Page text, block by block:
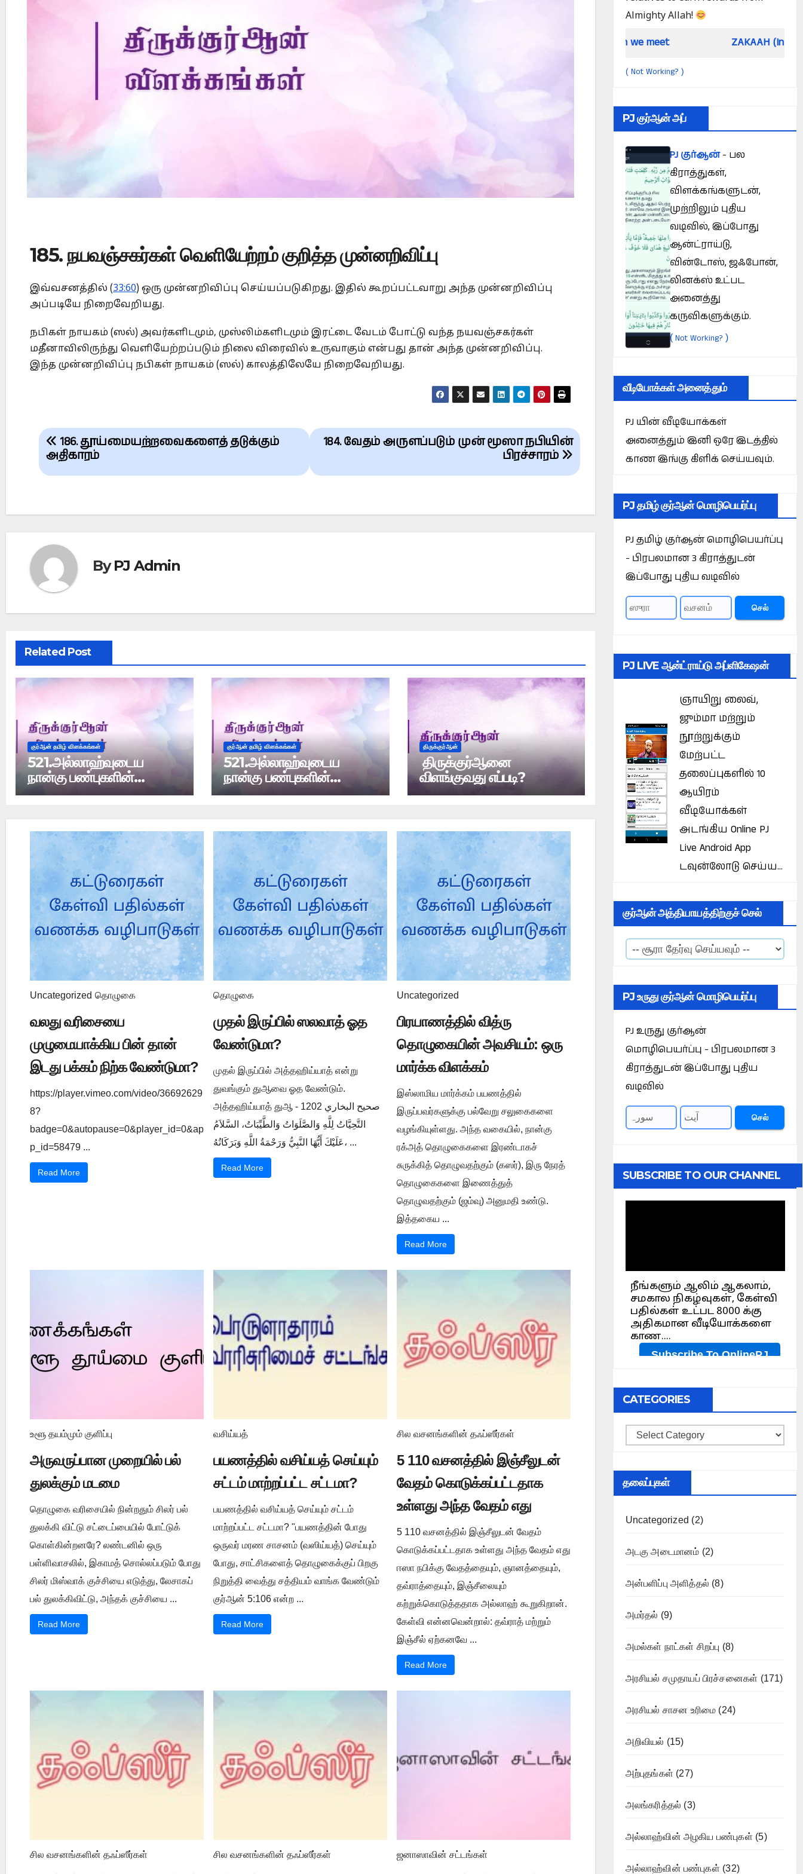
185. நயவஞ்சகர்கள் வெளியேற்றம் குறித்த முன்னறிவிப்பு
இவ்வசனத்தில் (33:60) ஒரு முன்னறிவிப்பு செய்யப்படுகிறது. இதில் கூறப்பட்டவாறு அந்த முன்னறிவிப்பு
அப்படியே நிறைவேறியது.
நபிகள் நாயகம் (ஸல்) அவர்களிடமும், முஸ்லிம்களிடமும் இரட்டை வேடம் போட்டு வந்த நயவஞ்சகர்கள்
மதீனாவிலிருந்து வெளியேற்றப்படும் நிலை விரைவில் உருவாகும் என்பது தான் அந்த முன்னறிவிப்பு.
இந்த முன்னறிவிப்பு நபிகள் நாயகம் (ஸல்) காலத்திலேயே நிறைவேறியது.
Post
navigation
184. வேதம் அருளப்படும் முன் மூஸா நபியின்
பிரச்சாரம்
186. தூய்மையற்றவைகளைத் தடுக்கும்
அதிகாரம்
ByPJ Admin
Related Post
குர்ஆன் தமிழ் விளக்கங்கள்
521.அல்லாஹ்வுடைய
நான்கு பண்புகளின்
விளக்கம்
குர்ஆன் தமிழ் விளக்கங்கள்
521.அல்லாஹ்வுடைய
நான்கு பண்புகளின்
விளக்கம்
திருக்குர்ஆன்
திருக்குர்ஆனை
விளங்குவது எப்படி?
Uncategorized தொழுகை
வலது வரிசையை
முழுமையாக்கிய பின் தான்
இடது பக்கம் நிற்க வேண்டுமா?
https://player.vimeo.com/video/36692629
8?
badge=0&autopause=0&player_id=0&ap
p_id=58479 ...
Read More
தொழுகை
முதல் இருப்பில் ஸலவாத் ஓத
வேண்டுமா?
முதல் இருப்பில் அத்தஹிய்யாத் என்று
துவங்கும் துஆவை ஓத வேண்டும்.
அத்தஹிய்யாத் துஆ صحيح البخاري 1202 -
التَّحِيَّاتُ لِلَّهِ وَالصَّلَوَاتُ وَالطَّيِّبَاتُ، السَّلاَمُ
عَلَيْكَ أَيُّهَا النَّبِيُّ وَرَحْمَةُ اللَّهِ وَبَرَكَاتُهُ، ...
Read More
Uncategorized
பிரயாணத்தில் வித்ரு
தொழுகையின் அவசியம்: ஒரு
மார்க்க விளக்கம்
இஸ்லாமிய மார்க்கம் பயணத்தில்
இருப்பவர்களுக்கு பல்வேறு சலுகைகளை
வழங்கியுள்ளது. அந்த வகையில், நான்கு
ரக்அத் தொழுகைகளை இரண்டாகச்
சுருக்கித் தொழுவதற்கும் (கஸர்), இரு நேரத்
தொழுகைகளை இணைத்துத்
தொழுவதற்கும் (ஜம்வு) அனுமதி உண்டு.
இத்தகைய ...
Read More
உளூ தயம்மும் குளிப்பு
அருவருப்பான முறையில் பல்
துலக்கும் மடமை
தொழுகை வரிசையில் நின்றதும் சிலர் பல்
துலக்கி விட்டு சட்டைப்பையில் போட்டுக்
கொள்கின்றனரே? லண்டனில் ஒரு
பள்ளிவாசலில், இகாமத் சொல்லப்படும் போது
சிலர் மிஸ்வாக் குச்சியை எடுத்து, லேசாகப்
பல் துலக்கிவிட்டு, அந்தக் குச்சியை ...
Read More
வசிய்யத்
பயணத்தில் வசிய்யத் செய்யும்
சட்டம் மாற்றப்பட்ட சட்டமா?
பயணத்தில் வசிய்யத் செய்யும் சட்டம்
மாற்றப்பட்ட சட்டமா? "பயணத்தின் போது
ஒருவர் மரண சாசனம் (வஸிய்யத்) செய்யும்
போது, சாட்சிகளைத் தொழுகைக்குப் பிறகு
நிறுத்தி வைத்து சத்தியம் வாங்க வேண்டும்
குர்ஆன் 5:106 என்ற ...
Read More
சில வசனங்களின் தஃப்ஸீர்கள்
5 110 வசனத்தில் இஞ்சீலுடன்
வேதம் கொடுக்கப்பட்டதாக
உள்ளது அந்த வேதம் எது
5 110 வசனத்தில் இஞ்சீலுடன் வேதம்
கொடுக்கப்பட்டதாக உள்ளது அந்த வேதம் எது
ஈஸா நபிக்கு வேதத்தையும், ஞானத்தையும்,
தவ்ராத்தையும், இஞ்சீலையும்
கற்றுக்கொடுத்ததாக அல்லாஹ் கூறுகிறான்.
கேள்வி என்னவென்றால்: தவ்ராத் மற்றும்
இஞ்சீல் ஏற்கனவே ...
Read More
சில வசனங்களின் தஃப்ஸீர்கள் சில வசனங்களின் தஃப்ஸீர்கள் ஜனாஸாவின் சட்டங்கள்
Almighty Allah!
Did Jesus Resurrect on Sunday or Monday? Is Prophet Muhammad superior to Jesus? ZAKAAH (In the light of Qur an
( Not Working? )
PJ குர்ஆன் அப்
PJ குர்ஆன்- பல
கிராத்துகள்,
விளக்கங்களுடன்,
முற்றிலும் புதிய
வடிவில், இப்போது
ஆன்ட்ராய்டு,
வின்டோஸ், ஜஃபோன்,
லினக்ஸ் உட்பட
அனைத்து
கருவிகளுக்கும்.
(Not Working? )
வீடியோக்கள் அனைத்தும்
PJ யின் வீடியோக்கள்
அனைத்தும் இனி ஒரே இடத்தில்
காண இங்கு கிளிக் செய்யவும்.
PJ தமிழ் குர்ஆன் மொழிபெயர்ப்பு
PJ தமிழ் குர்ஆன் மொழிபெயர்ப்பு
- பிரபலமான 3 கிராத்துடன்
இப்போது புதிய வடிவில்
செல்
PJ LIVE ஆன்ட்ராய்டு அப்ளிகேஷன்
ஞாயிறு லைவ்,
ஜும்மா மற்றும்
நூற்றுக்கும்
மேற்பட்ட
தலைப்புகளில் 10
ஆயிரம்
வீடியோக்கள்
அடங்கிய Online PJ
Live Android App
டவுன்லோடு செய்ய...
குர்ஆன் அத்தியாயத்திற்குச் செல்
PJ உருது குர்ஆன் மொழிபெயர்ப்பு
PJ உருது குர்ஆன்
மொழிபெயர்ப்பு - பிரபலமான 3
கிராத்துடன் இப்போது புதிய
வடிவில்
செல்
SUBSCRIBE TO OUR CHANNEL
CATEGORIES
Categories
தலைப்புகள்
Uncategorized (2)
அடகு அடைமானம் (2)
அன்பளிப்பு அளித்தல் (8)
அமர்தல் (9)
அமல்கள் நாட்கள் சிறப்பு (8)
அரசியல் சமுதாயப் பிரச்சனைகள் (171)
அரசியல் சாசன உரிமை (24)
அறிவியல் (15)
அற்புதங்கள் (27)
அலங்கரித்தல் (3)
அல்லாஹ்வின் அழகிய பண்புகள் (5)
அல்லாஹ்வின் பண்புகள் (32)